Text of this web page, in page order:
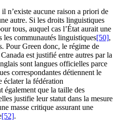
n’existe aucune raison a priori de
autre. Si les droits linguistiques
tous, auquel cas l’État aurait une
communautés linguistiques[50],
Pour Green donc, le régime de
est justifié entre autres par la
sont langues officielles parce
correspondantes détiennent le
éclater la fédération
également que la taille des
justifie leur statut dans la mesure
masse critique assurant une
[52].